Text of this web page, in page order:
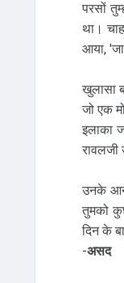
परसों
था।
आया,
खुलासा
जो एक
इलाका
उनके आने
तुमको
दिन के
-असद